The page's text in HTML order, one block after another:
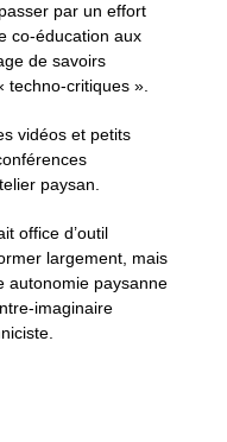
par un effort
co-éducation aux
de savoirs
techno-critiques ».
vidéos et petits
paysan.
office d’outil
largement, mais
autonomie paysanne
imaginaire